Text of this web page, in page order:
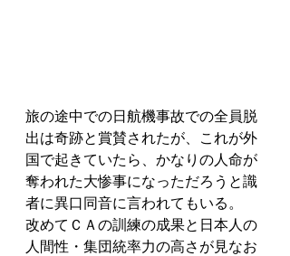
旅の途中での日航機事故での全員脱
出は奇跡と賞賛されたが、これが外
国で起きていたら、かなりの人命が
奪われた大惨事になっただろうと識
者に異口同音に言われてもいる。
改めてＣＡの訓練の成果と日本人の
人間性・集団統率力の高さが見なお